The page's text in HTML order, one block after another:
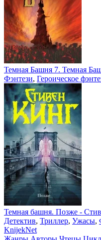
Темная Башня 7. Темная
Фэнтези, Героическое
Темная башня. Позже -
Детектив, Триллер, Ужасы,
KnijekNet